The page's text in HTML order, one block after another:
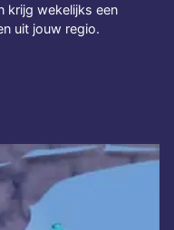
krijg wekelijks een
uit jouw regio.